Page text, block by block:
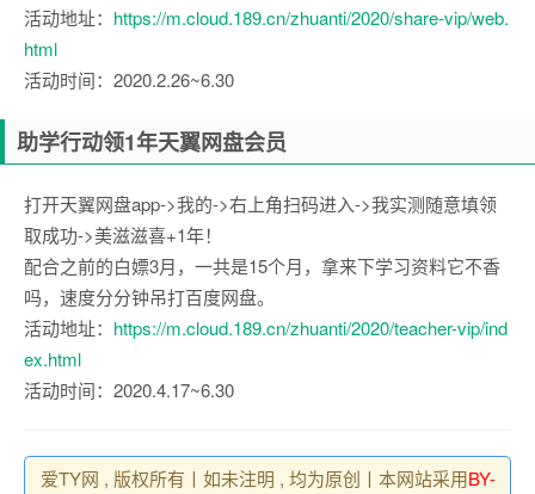
活动地址： https://m.cloud.189.cn/zhuanti/2020/share-vip/web.
html
活动时间：2020.2.26~6.30
助学行动领1年天翼网盘会员
打开天翼网盘app->我的->右上角扫码进入->我实测随意填领
取成功->美滋滋喜+1年！
配合之前的白嫖3月，一共是15个月，拿来下学习资料它不香
吗，速度分分钟吊打百度网盘。
活动地址： https://m.cloud.189.cn/zhuanti/2020/teacher-vip/ind
ex.html
活动时间：2020.4.17~6.30
爱TY网 , 版权所有丨如未注明 , 均为原创丨本网站采用BY-